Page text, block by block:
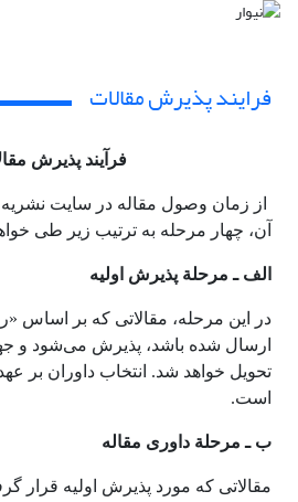
فرایند پذیرش مقالات
فرآیند پذیرش
از زمان وصول مقاله در سایت نشریه
آن، چهار مرحله به ترتیب زیر طی
الف ـ مرحلة پذیرش اولیه
در این مرحله، مقالاتی که بر اساس
ارسال شده باشد، پذیرش می‌شود و
تحویل خواهد شد. انتخاب داوران بر
است.
ب ـ مرحلة داوری مقاله
مقالاتی که مورد پذیرش اولیه قرار